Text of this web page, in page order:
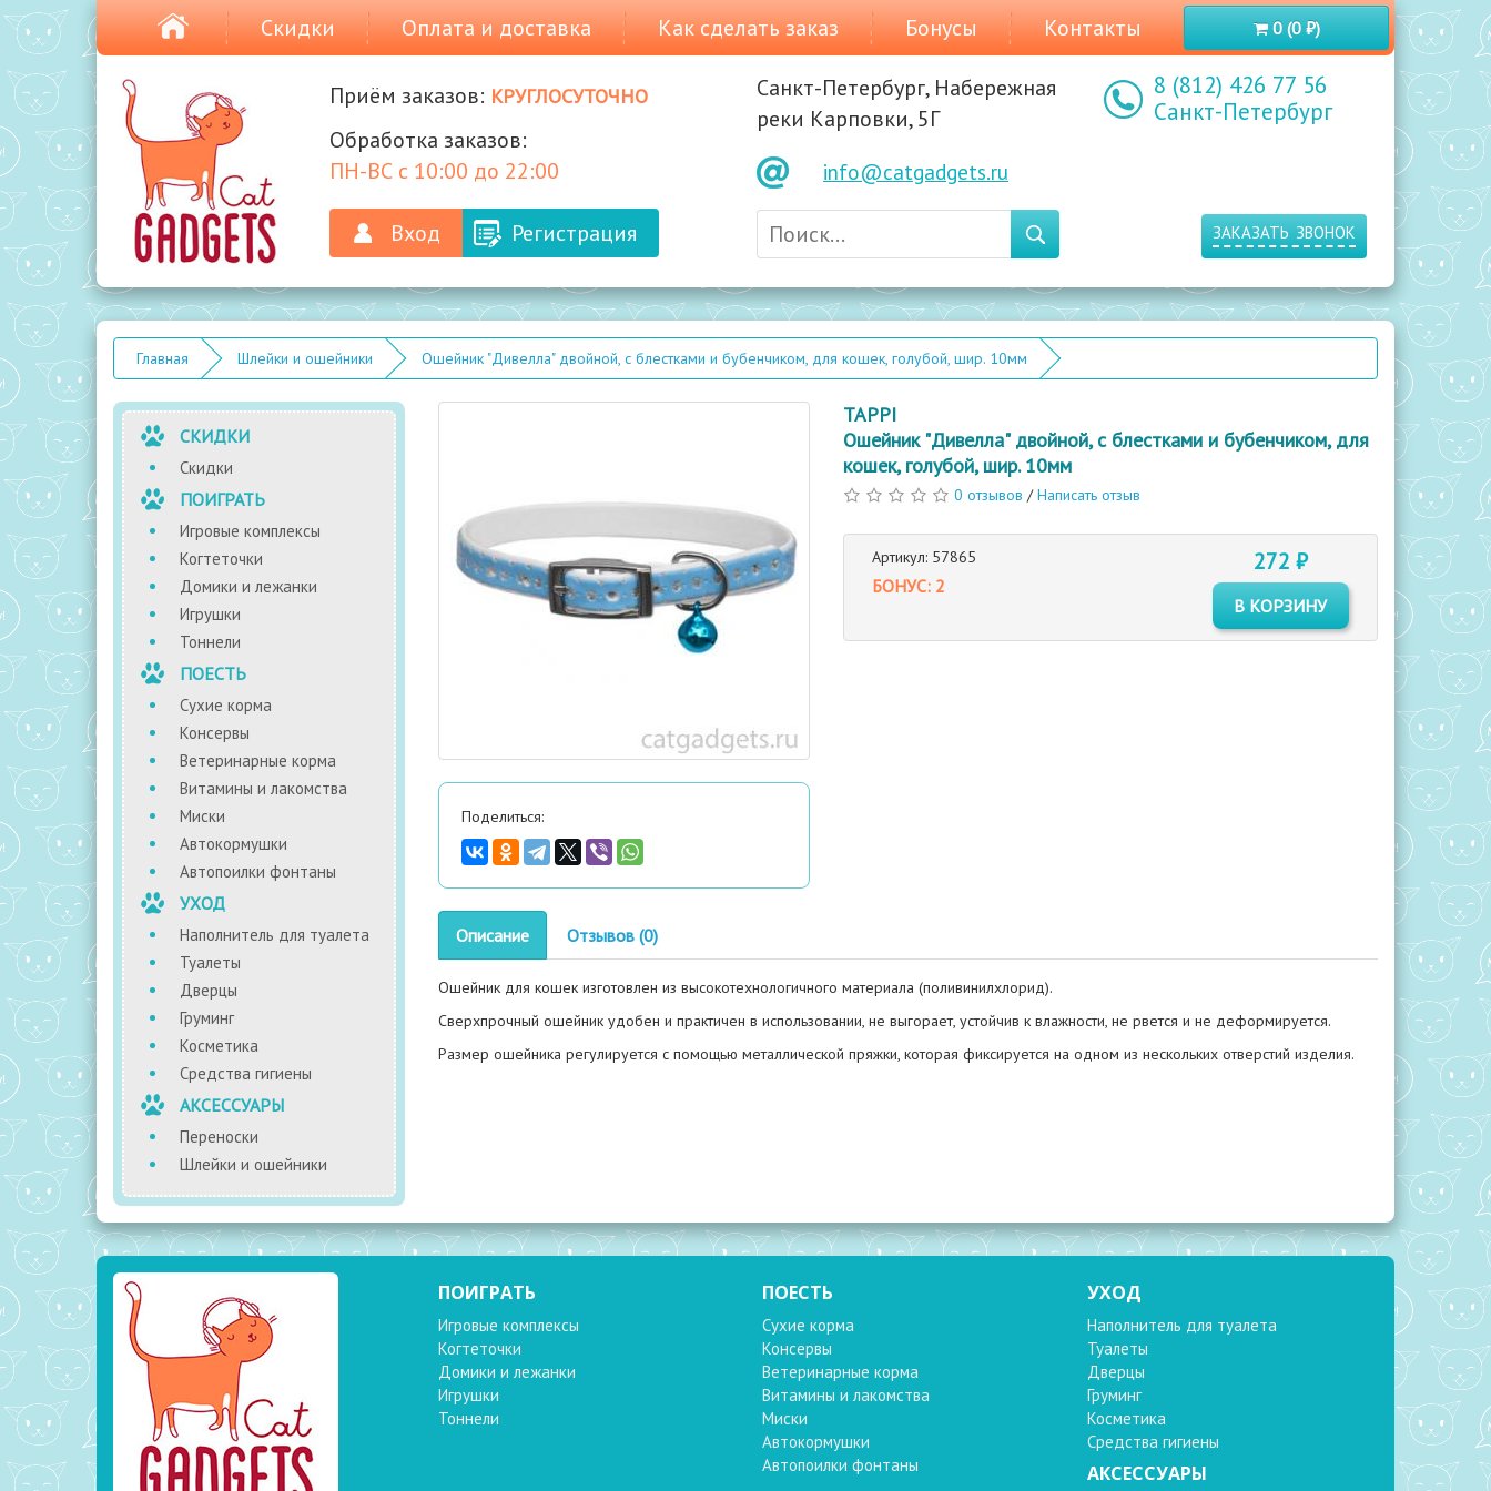
0 (0 ₽)
Скидки Оплата и доставка Как сделать заказ Бонусы Контакты
Приём заказов: круглосуточно
Обработка заказов:
ПН-ВС с 10:00 до 22:00
Вход Регистрация
Санкт-Петербург, Набережная
реки Карповки, 5Г
info@catgadgets.ru
8 (812) 426 77 56
Санкт-Петербург
заказать звонок
Главная Шлейки и ошейники Ошейник "Дивелла" двойной, с блестками и бубенчиком, для кошек, голубой, шир. 10мм
СКИДКИ
Скидки
ПОИГРАТЬ
Игровые комплексы
Когтеточки
Домики и лежанки
Игрушки
Тоннели
ПОЕСТЬ
Сухие корма
Консервы
Ветеринарные корма
Витамины и лакомства
Миски
Автокормушки
Автопоилки фонтаны
УХОД
Наполнитель для туалета
Туалеты
Дверцы
Груминг
Косметика
Средства гигиены
АКСЕССУАРЫ
Переноски
Шлейки и ошейники
Поделиться:
TAPPI
Ошейник "Дивелла" двойной, с блестками и бубенчиком, для
кошек, голубой, шир. 10мм
0 отзывов /Написать отзыв
Артикул: 57865
БОНУС: 2
272 ₽
В КОРЗИНУ
Описание Отзывов (0)
Ошейник для кошек изготовлен из высокотехнологичного материала (поливинилхлорид).
Сверхпрочный ошейник удобен и практичен в использовании, не выгорает, устойчив к влажности, не рвется и не деформируется.
Размер ошейника регулируется с помощью металлической пряжки, которая фиксируется на одном из нескольких отверстий изделия.
ПОИГРАТЬ
Игровые комплексы
Когтеточки
Домики и лежанки
Игрушки
Тоннели
ПОЕСТЬ
Сухие корма
Консервы
Ветеринарные корма
Витамины и лакомства
Миски
Автокормушки
Автопоилки фонтаны
УХОД
Наполнитель для туалета
Туалеты
Дверцы
Груминг
Косметика
Средства гигиены
АКСЕССУАРЫ